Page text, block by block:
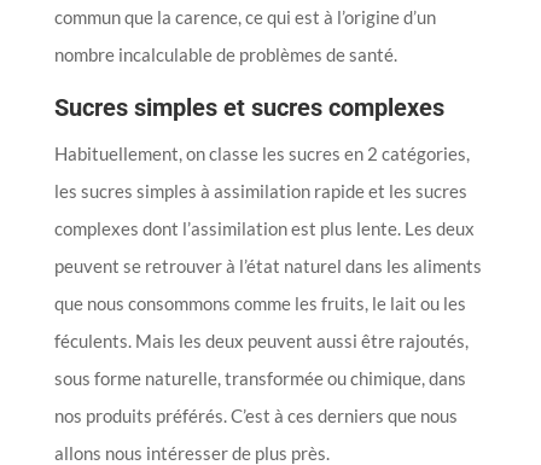
commun que la carence, ce qui est à l’origine d’un
nombre incalculable de problèmes de santé.
Sucres simples et sucres complexes
Habituellement, on classe les sucres en 2 catégories,
les sucres simples à assimilation rapide et les sucres
complexes dont l’assimilation est plus lente. Les deux
peuvent se retrouver à l’état naturel dans les aliments
que nous consommons comme les fruits, le lait ou les
féculents. Mais les deux peuvent aussi être rajoutés,
sous forme naturelle, transformée ou chimique, dans
nos produits préférés. C’est à ces derniers que nous
allons nous intéresser de plus près.